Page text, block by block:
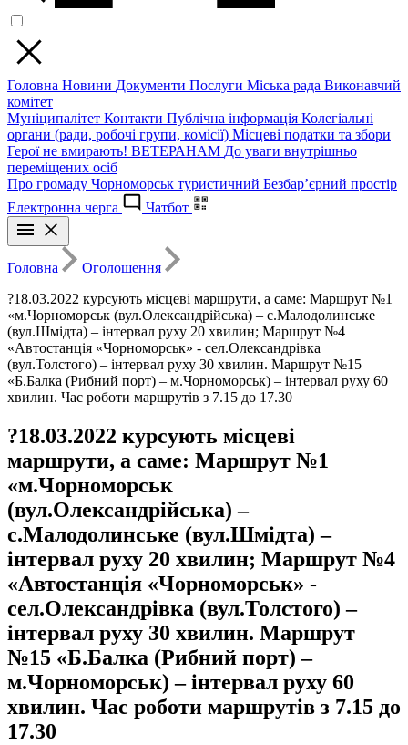
Головна Новини Документи Послуги Міська рада Виконавчий
комітет
Муніципалітет Контакти Публічна інформація Колегіальні
органи (ради, робочі групи, комісії) Місцеві податки та збори
Герої не вмирають! ВЕТЕРАНАМ До уваги внутрішньо
переміщених осіб
Про громаду Чорноморськ туристичний Безбар’єрний простір
Електронна черга
Чатбот
Головна
Оголошення
?18.03.2022 курсують місцеві маршрути, а саме: Маршрут №1
«м.Чорноморськ (вул.Олександрійська) – с.Малодолинське
(вул.Шмідта) – інтервал руху 20 хвилин; Маршрут №4
«Автостанція «Чорноморськ» - сел.Олександрівка
(вул.Толстого) – інтервал руху 30 хвилин. Маршрут №15
«Б.Балка (Рибний порт) – м.Чорноморськ) – інтервал руху 60
хвилин. Час роботи маршрутів з 7.15 до 17.30
?18.03.2022 курсують місцеві
маршрути, а саме: Маршрут №1
«м.Чорноморськ
(вул.Олександрійська) –
с.Малодолинське (вул.Шмідта) –
інтервал руху 20 хвилин; Маршрут №4
«Автостанція «Чорноморськ» -
сел.Олександрівка (вул.Толстого) –
інтервал руху 30 хвилин. Маршрут
№15 «Б.Балка (Рибний порт) –
м.Чорноморськ) – інтервал руху 60
хвилин. Час роботи маршрутів з 7.15 до
17.30